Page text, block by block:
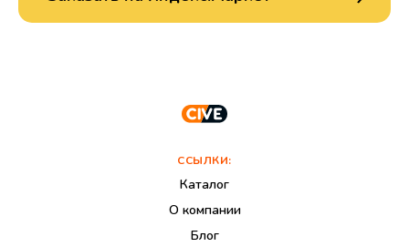
Каталог
Блог
О компании
ССЫЛКИ: